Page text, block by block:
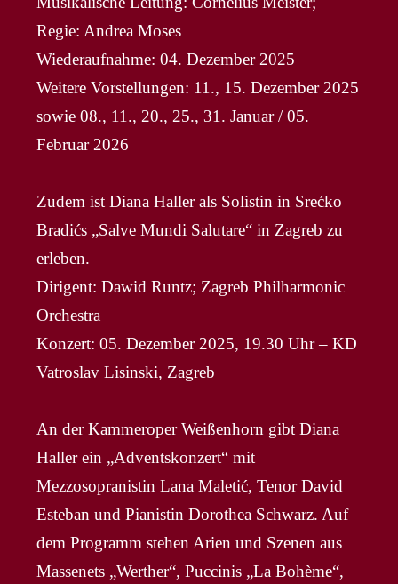
Regie: Andrea Moses
Wiederaufnahme: 04. Dezember 2025
Weitere Vorstellungen: 11., 15. Dezember 2025
sowie 08., 11., 20., 25., 31. Januar / 05.
Februar 2026
Zudem ist Diana Haller als Solistin in Srećko
Bradićs „Salve Mundi Salutare“ in Zagreb zu
erleben.
Dirigent: Dawid Runtz; Zagreb Philharmonic
Orchestra
Konzert: 05. Dezember 2025, 19.30 Uhr – KD
Vatroslav Lisinski, Zagreb
An der Kammeroper Weißenhorn gibt Diana
Haller ein „Adventskonzert“ mit
Mezzosopranistin Lana Maletić, Tenor David
Esteban und Pianistin Dorothea Schwarz. Auf
dem Programm stehen Arien und Szenen aus
Massenets „Werther“, Puccinis „La Bohème“,